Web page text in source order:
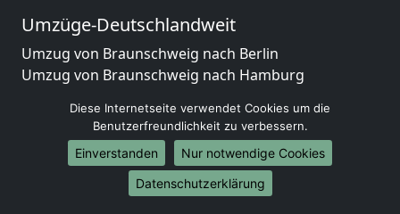
Umzüge-Deutschlandweit
Umzug von Braunschweig nach Berlin
Umzug von Braunschweig nach Hamburg
Umzug von Braunschweig nach Köln
Umzug von Braunschweig nach Frankfurt am Main
Umzug von Braunschweig nach Stuttgart
Umzug von Braunschweig nach Düsseldorf
Umzug von Braunschweig nach Leipzig
Diese Internetseite verwendet Cookies um die
Benutzerfreundlichkeit zu verbessern.
Einverstanden
Nur notwendige Cookies
Datenschutzerklärung